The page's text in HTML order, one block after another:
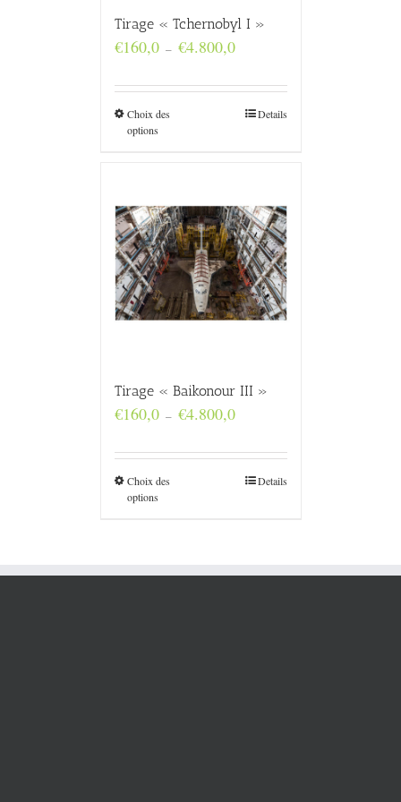
Tirage « Tchernobyl I »
€160,0 – €4.800,0Plage
€160,0
Choix des
options
Details
Tirage « Baikonour III »
€160,0 – €4.800,0Plage
€160,0
Choix des
options
Details